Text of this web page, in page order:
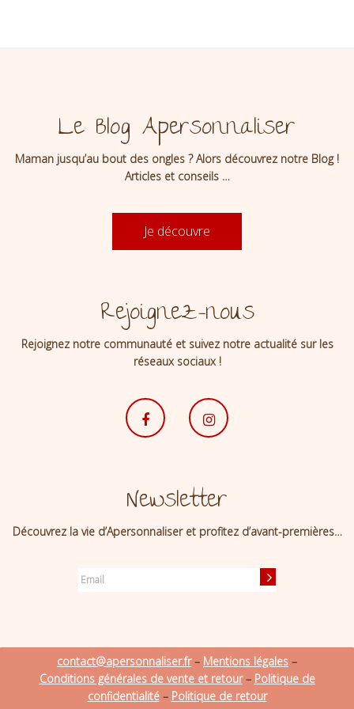
Le Blog Apersonnaliser
Maman jusqu’au bout des ongles ? Alors découvrez notre Blog !
Articles et conseils …
Je découvre
Rejoignez-nous
Rejoignez notre communauté et suivez notre actualité sur les
réseaux sociaux !
Newsletter
Découvrez la vie d’Apersonnaliser et profitez d’avant-premières…
contact@apersonnaliser.fr– Mentions légales –
Conditions générales de vente et retour– Politique de
confidentialité– Politique de retour